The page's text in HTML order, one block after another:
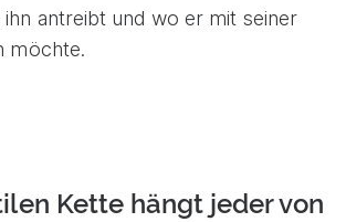
ihn antreibt und wo er mit seiner
möchte.
Kette hängt jeder von